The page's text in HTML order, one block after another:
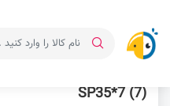
SP35*7 (7)